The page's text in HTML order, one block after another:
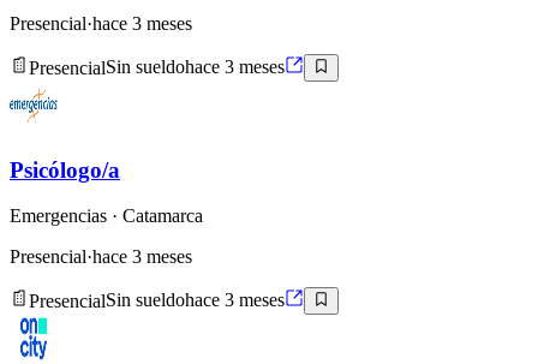
Presencial·hace 3 meses
PresencialSin sueldohace 3 meses
Psicólogo/a
Emergencias · Catamarca
Presencial·hace 3 meses
PresencialSin sueldohace 3 meses